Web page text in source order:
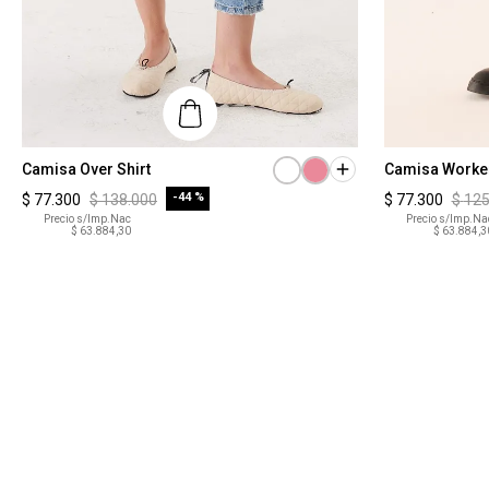
Talle
XS
Camisa Over Shirt
$ 77.300 $138.000 -44 %
Precio s/Imp.Nac
$ 63.884,30
Talle
XS
Camisa
$ 77.300 $125
Precio s/
$